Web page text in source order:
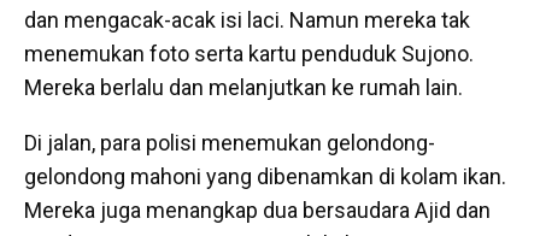
dan mengacak-acak isi laci. Namun mereka tak
menemukan foto serta kartu penduduk Sujono.
Mereka berlalu dan melanjutkan ke rumah lain.
Di jalan, para polisi menemukan gelondong-
gelondong mahoni yang dibenamkan di kolam ikan.
Mereka juga menangkap dua bersaudara Ajid dan